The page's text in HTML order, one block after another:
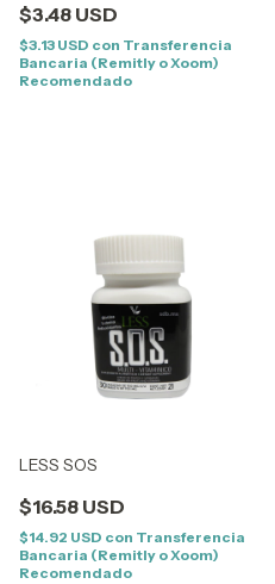
$3.48 USD
$3.13 USD con Transferencia
Bancaria (Remitly o Xoom)
Recomendado
LESS SOS
$16.58 USD
$14.92 USD con Transferencia
Bancaria (Remitly o Xoom)
Recomendado